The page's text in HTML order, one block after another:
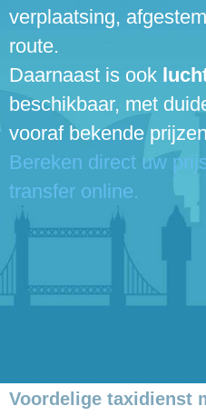
verplaatsing,
route.
Daarnaast is ook
beschikbaar, met
vooraf bekende
Bereken direct uw
transfer online.
Voordelige taxidienst